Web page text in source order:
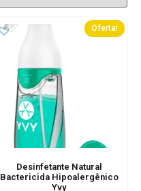
Oferta!
Desinfetante Natural
Bactericida Hipoalergênico
Yvy